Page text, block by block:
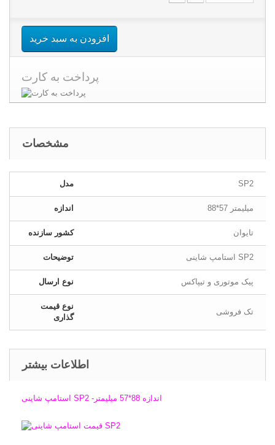
افزودن به سبد خرید
پرداخت به کارت
مشخصات
مدل SP2
اندازه 88*57 میلیمتر
کشور سازنده تایوان
توضیحات استامپ شاینی SP2
نوع ارسال پیک موتوری و تیپاکس
نوع قیمت
گذاری
تک فروشی
اطلاعات بیشتر
استامپ شاینی SP2 -اندازه 88*57 میلیمتر